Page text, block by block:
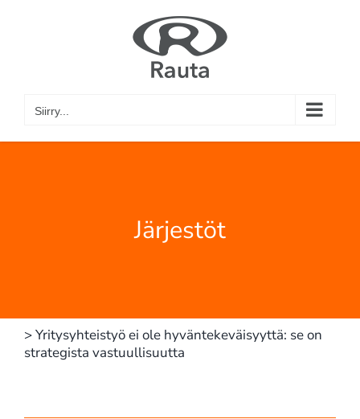
Siirry...
Järjestöt
> Yritysyhteistyö ei ole hyväntekeväisyyttä: se on
strategista vastuullisuutta